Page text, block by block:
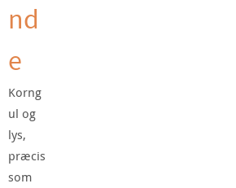
nd
e
Korng
ul og
lys,
præcis
som